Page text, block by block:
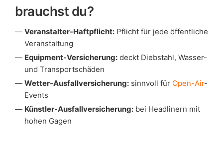
brauchst du?
Veranstalter-Haftpflicht: Pflicht für jede öffentliche
Veranstaltung
Equipment-Versicherung: deckt Diebstahl, Wasser-
und Transportschäden
Wetter-Ausfallversicherung: sinnvoll für Open-Air-
Events
Künstler-Ausfallversicherung: bei Headlinern mit
hohen Gagen